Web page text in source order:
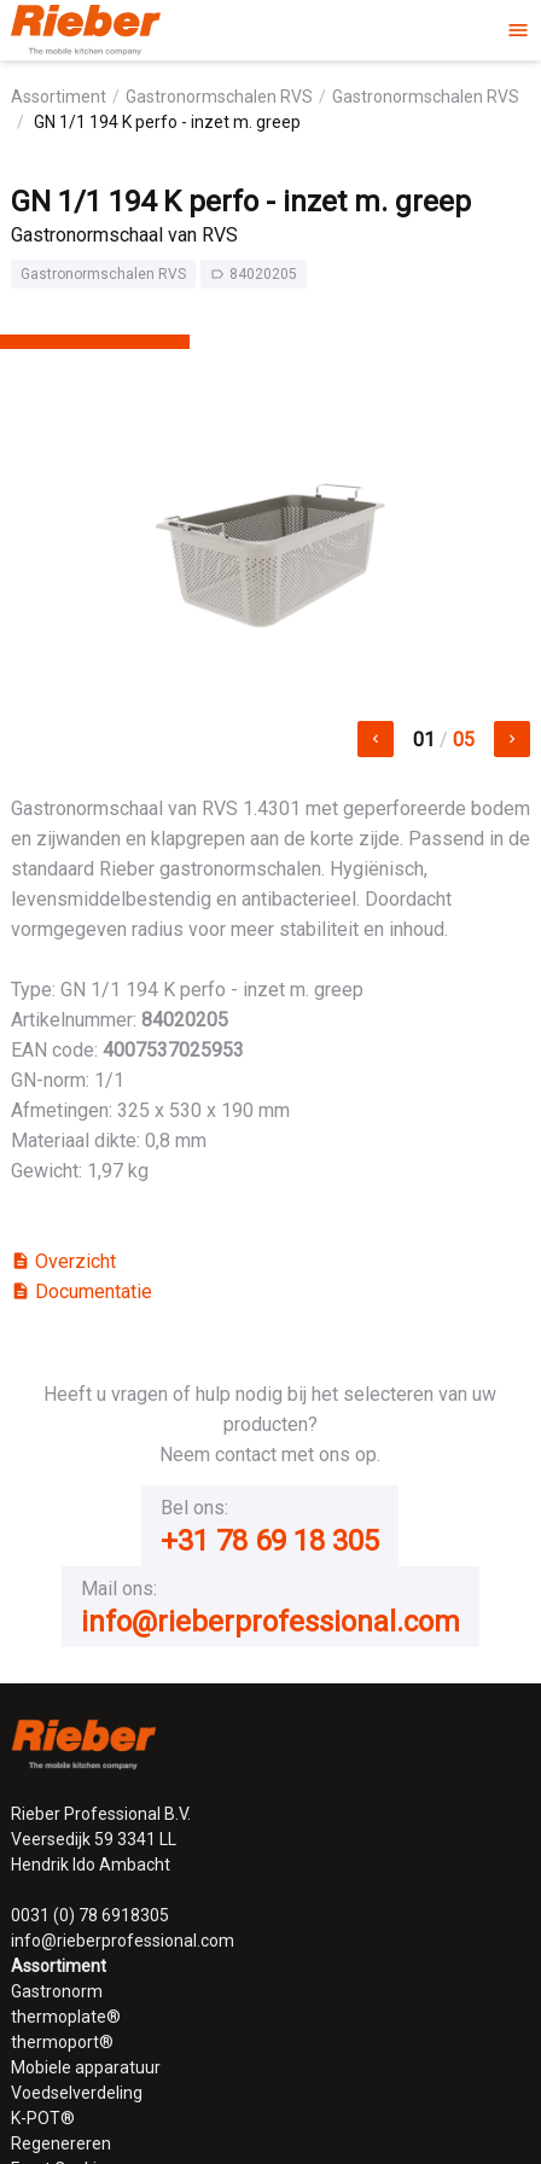
menu
Assortiment Gastronormschalen RVS
Gastronormschalen RVS
GN 1/1 194 K perfo - inzet m. greep
GN 1/1 194 K perfo - inzet m. greep
Gastronormschaal van RVS
Gastronormschalen RVS label_outline 84020205
keyboard_arrow_left 01 / 05 keyboard_arrow_right
Gastronormschaal van RVS 1.4301 met geperforeerde bodem
en zijwanden en klapgrepen aan de korte zijde. Passend in de
standaard Rieber gastronormschalen. Hygiënisch,
levensmiddelbestendig en antibacterieel. Doordacht
vormgegeven radius voor meer stabiliteit en inhoud.
Type: GN 1/1 194 K perfo - inzet m. greep
Artikelnummer: 84020205
EAN code: 4007537025953
GN-norm: 1/1
Afmetingen: 325 x 530 x 190 mm
Materiaal dikte: 0,8 mm
Gewicht: 1,97 kg
description Overzicht
description Documentatie
Heeft u vragen of hulp nodig bij het selecteren van uw
producten?
Neem contact met ons op.
Bel ons:
+31 78 69 18 305
Mail ons:
info@rieberprofessional.com
Rieber Professional B.V.
Veersedijk 59 3341 LL
Hendrik Ido Ambacht
0031 (0) 78 6918305
info@rieberprofessional.com
Assortiment
Gastronorm
thermoplate®
thermoport®
Mobiele apparatuur
Voedselverdeling
K-POT®
Regenereren